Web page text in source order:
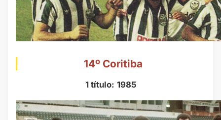
14º Coritiba
1 título: 1985